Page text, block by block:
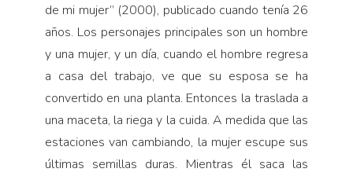
de mi mujer” (2000), publicado cuando tenía 26
años. Los personajes principales son un hombre
y una mujer, y un día, cuando el hombre regresa
a casa del trabajo, ve que su esposa se ha
convertido en una planta. Entonces la traslada a
una maceta, la riega y la cuida. A medida que las
estaciones van cambiando, la mujer escupe sus
últimas semillas duras. Mientras él saca las